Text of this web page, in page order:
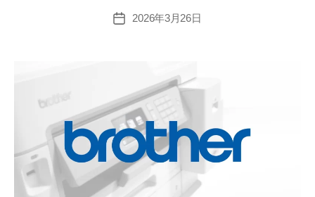
度
の
企
研
投
2026年3月26日